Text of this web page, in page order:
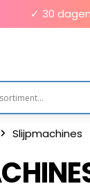
✓ 30
Slijpmachines